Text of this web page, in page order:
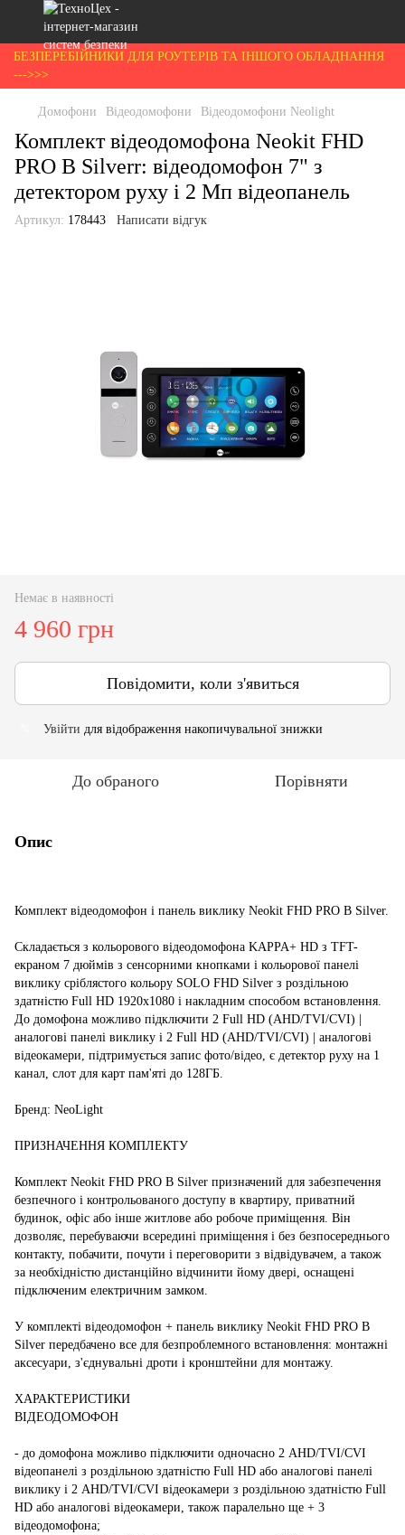
БЕЗПЕРЕБІЙНИКИ ДЛЯ РОУТЕРІВ ТА ІНШОГО ОБЛАДНАННЯ
--->>>
Домофони Відеодомофони Відеодомофони Neolight
Комплект відеодомофона Neokit FHD
PRO B Silverr: відеодомофон 7" з
детектором руху і 2 Мп відеопанель
Артикул: 178443 Написати відгук
Немає в наявності
4 960 грн
Повідомити, коли з'явиться
Увійти для відображення накопичувальної знижки
До обраного Порівняти
Опис
Комплект відеодомофон і панель виклику Neokit FHD PRO B Silver.
Складається з кольорового відеодомофона KAPPA+ HD з TFT-
екраном 7 дюймів з сенсорними кнопками і кольорової панелі
виклику сріблястого кольору SOLO FHD Silver з роздільною
здатністю Full HD 1920x1080 і накладним способом встановлення.
До домофона можливо підключити 2 Full HD (AHD/TVI/CVI) |
аналогові панелі виклику і 2 Full HD (AHD/TVI/CVI) | аналогові
відеокамери, підтримується запис фото/відео, є детектор руху на 1
канал, слот для карт пам'яті до 128ГБ.
Бренд: NeoLight
ПРИЗНАЧЕННЯ КОМПЛЕКТУ
Комплект Neokit FHD PRO B Silver призначений для забезпечення
безпечного і контрольованого доступу в квартиру, приватний
будинок, офіс або інше житлове або робоче приміщення. Він
дозволяє, перебуваючи всередині приміщення і без безпосереднього
контакту, побачити, почути і переговорити з відвідувачем, а також
за необхідністю дистанційно відчинити йому двері, оснащені
підключеним електричним замком.
У комплекті відеодомофон + панель виклику Neokit FHD PRO B
Silver передбачено все для безпроблемного встановлення: монтажні
аксесуари, з'єднувальні дроти і кронштейни для монтажу.
ХАРАКТЕРИСТИКИ
ВІДЕОДОМОФОН
- до домофона можливо підключити одночасно 2 AHD/TVI/CVI
відеопанелі з роздільною здатністю Full HD або аналогові панелі
виклику і 2 AHD/TVI/CVI відеокамери з роздільною здатністю Full
HD або аналогові відеокамери, також паралельно ще + 3
відеодомофона;